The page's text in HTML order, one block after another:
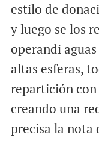
estilo de
y luego se los
operandi
altas esferas,
repartición
creando una
precisa la nota